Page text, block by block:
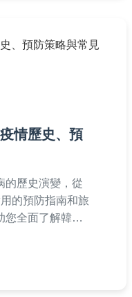
情歷史、預
的歷史演變，從
的預防指南和旅
您全面了解韓國
讀。